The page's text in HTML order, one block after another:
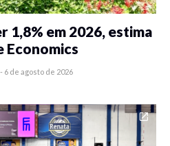
1,8% em 2026, estima
Economics
- 6 de agosto de 2026